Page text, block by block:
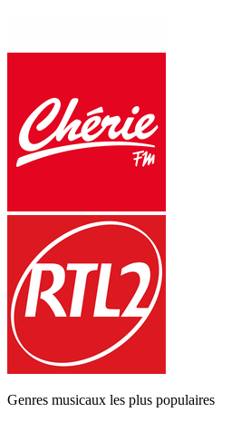
Genres musicaux les plus populaires